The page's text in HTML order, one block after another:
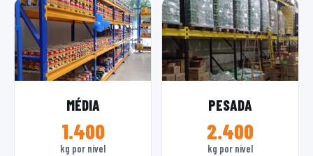
MÉDIA
1.400
kg por nível
PESADA
2.400
kg por nível